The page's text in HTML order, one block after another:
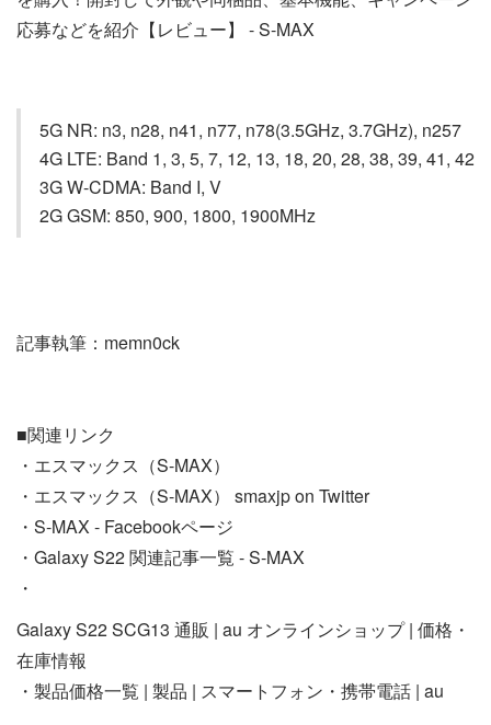
応募などを紹介【レビュー】 - S-MAX
5G NR: n3, n28, n41, n77, n78(3.5GHz, 3.7GHz), n257
4G LTE: Band 1, 3, 5, 7, 12, 13, 18, 20, 28, 38, 39, 41, 42
3G W-CDMA: Band I, V
2G GSM: 850, 900, 1800, 1900MHz
記事執筆：memn0ck
■関連リンク
・エスマックス（S-MAX）
・エスマックス（S-MAX） smaxjp on Twitter
・S-MAX - Facebookページ
・Galaxy S22 関連記事一覧 - S-MAX
・
Galaxy S22 SCG13 通販 | au オンラインショップ | 価格・
在庫情報
・製品価格一覧 | 製品 | スマートフォン・携帯電話 | au